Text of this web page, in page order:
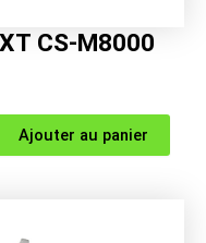
CS-M8000
Ajouter au panier